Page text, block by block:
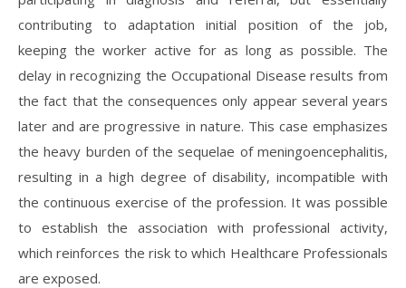
contributing to adaptation initial position of the job,
keeping the worker active for as long as possible. The
delay in recognizing the Occupational Disease results from
the fact that the consequences only appear several years
later and are progressive in nature. This case emphasizes
the heavy burden of the sequelae of meningoencephalitis,
resulting in a high degree of disability, incompatible with
the continuous exercise of the profession. It was possible
to establish the association with professional activity,
which reinforces the risk to which Healthcare Professionals
are exposed.